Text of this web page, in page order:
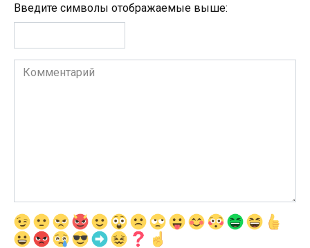
Введите символы отображаемые выше:
Комментарий